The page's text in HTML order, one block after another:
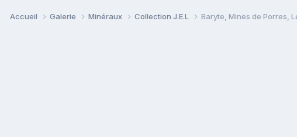
Accueil Galerie Minéraux Collection J.E.L Baryte, Mines de Porres,